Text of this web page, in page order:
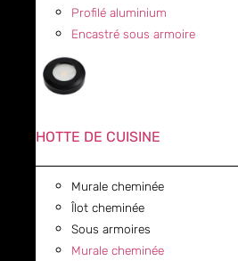
Profilé aluminium
Encastré sous armoire
HOTTE DE CUISINE
Murale cheminée
Îlot cheminée
Sous armoires
Murale cheminée